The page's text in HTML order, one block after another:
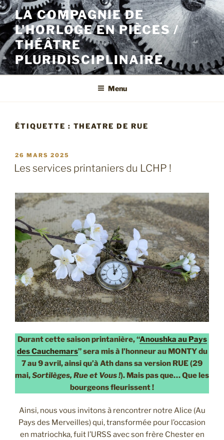
Aller
au
contenu
principal
LA COMPAGNIE DE
L'HORLOGE EN PIÈCES /
THÉÂTRE
PLURIDISCIPLINAIRE
Menu
ÉTIQUETTE : THEATRE DE RUE
PUBLIÉ
LE
26 MARS 2025
Les services printaniers du LCHP !
Durant cette saison printanière, “Anoushka au Pays
des Cauchemars” sera mis à l’honneur au MONTY du
7 au 9 avril, ainsi qu’à Ath dans sa version RUE (29
mai,Sortilèges, Rue et Vous !). Mais pas que… Que les
bourgeons fleurissent !
Ainsi, nous vous invitons à rencontrer notre Alice (Au
Pays des Merveilles) qui, transformée pour l’occasion
en matriochka, fuit l’URSS avec son frère Chester en